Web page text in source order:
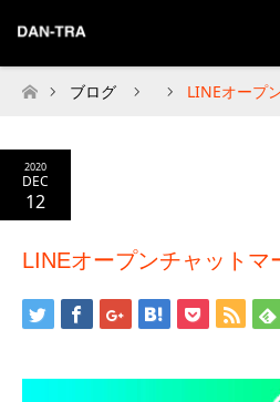
Home
ブログ LINEオープ
2020
DEC
12
LINEオープンチャットマ